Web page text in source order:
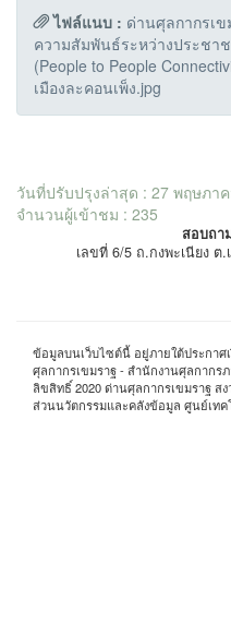
ไฟล์แนบ : ด่านศุลกากรเ
ความสัมพันธ์ระหว่างประช
(People to People
เมืองละคอนเพ็ง.jpg
วันที่ปรับปรุงล่าสุด : 27 พฤษภา
จำนวนผู้เข้าชม : 235
สอบถา
เลขที่ 6/5 ถ.กงพะเนียง
ข้อมูลบนเว็บไซต์นี้ อยู่ภายใต้ประกา
ศุลกากรเขมราฐ - สำนักงานศุลกากร
ลิขสิทธิ์ 2020 ด่านศุลกากรเขมราฐ
ส่วนนวัตกรรมและคลังข้อมูล ศูนย์เท